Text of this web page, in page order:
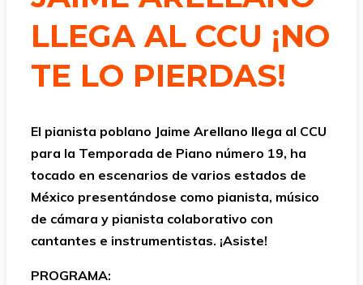
LLEGA AL CCU ¡NO
TE LO PIERDAS!
El pianista poblano Jaime Arellano llega al CCU
para la Temporada de Piano número 19, ha
tocado en escenarios de varios estados de
México presentándose como pianista, músico
de cámara y pianista colaborativo con
cantantes e instrumentistas. ¡Asiste!
PROGRAMA: